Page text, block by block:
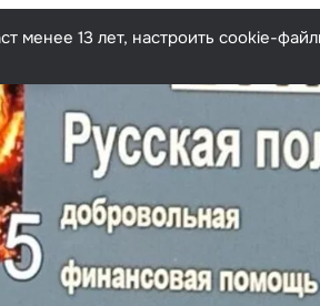
менее 13 лет, настроить cookie-